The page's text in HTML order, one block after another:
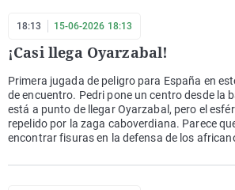
18:13 15-06-2026 18:13
¡Casi llega Oyarzabal!
Primera jugada de peligro para España en
de encuentro. Pedri pone un centro desde la
está a punto de llegar Oyarzabal, pero el
repelido por la zaga caboverdiana. Parece
encontrar fisuras en la defensa de los